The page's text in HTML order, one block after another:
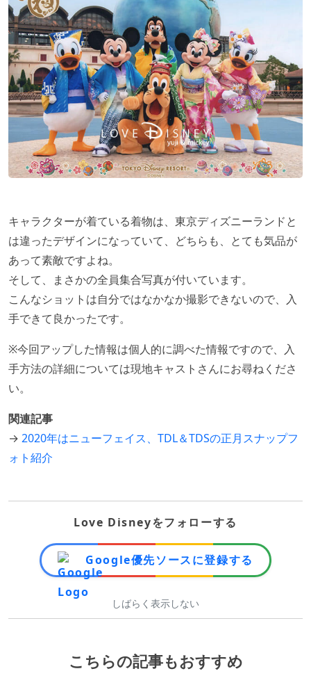
キャラクターが着ている着物は、東京ディズニーランドと
は違ったデザインになっていて、どちらも、とても気品が
あって素敵ですよね。
そして、まさかの全員集合写真が付いています。
こんなショットは自分ではなかなか撮影できないので、入
手できて良かったです。
※今回アップした情報は個人的に調べた情報ですので、入
手方法の詳細については現地キャストさんにお尋ねくださ
い。
関連記事
→ 2020年はニューフェイス、TDL＆TDSの正月スナップフ
ォト紹介
Love Disneyをフォローする
Google優先ソースに登録する
しばらく表示しない
こちらの記事もおすすめ